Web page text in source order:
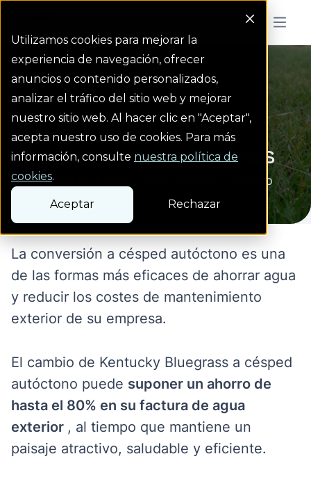
Utilizamos cookies para mejorar la
experiencia de navegación, ofrecer
anuncios o contenido personalizados,
analizar el tráfico del sitio web y mejorar
nuestro sitio web. Al hacer clic en "Aceptar",
acepta nuestro uso de cookies. Para más
información, consulte nuestra política de
cookies.
Aceptar Rechazar
Menu
HomepageDescuentos y programas
Descuentos y programas
Programa de césped a...
Programa de césped
autóctono para empresas
Descuento de hasta 0,50 $ por pie cuadrado
La conversión a césped autóctono es una
de las formas más eficaces de ahorrar agua
y reducir los costes de mantenimiento
exterior de su empresa.
El cambio de Kentucky Bluegrass a césped
autóctono puede suponer un ahorro de
hasta el 80% en su factura de agua
exterior , al tiempo que mantiene un
paisaje atractivo, saludable y eficiente.